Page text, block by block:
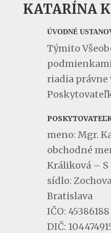
KATARÍNA
ÚVODNÉ
Týmito
podmienkami
riadia právne
meno: Mgr.
obchodné
Králiková – S
sídlo:
Bratislava
IČO: 45386188
DIČ: